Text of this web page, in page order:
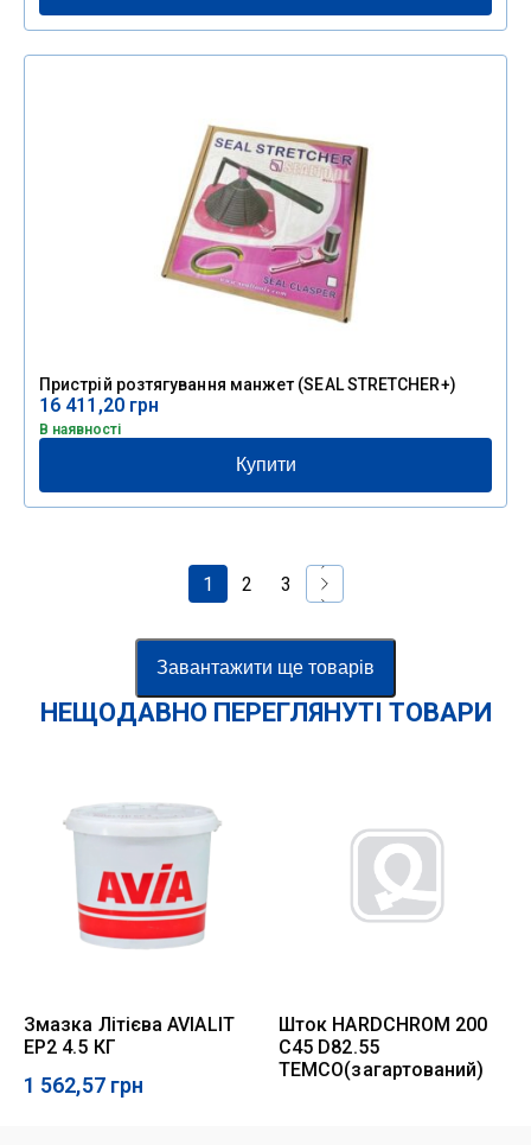
Пристрій розтягування манжет (SEAL STRETCHER+)
16 411,20 грн
В наявності
Купити
1 2 3
Завантажити ще товарів
НЕЩОДАВНО ПЕРЕГЛЯНУТІ ТОВАРИ
Змазка Літієва AVIALIT
EP2 4.5 КГ
1 562,57 грн
Шток HARDCHROM 200
C45 D82.55
TEMCO(загартований)